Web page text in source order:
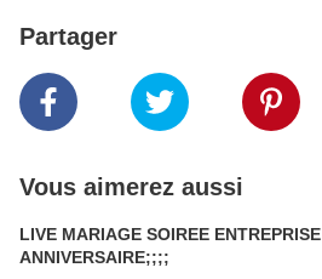
Partager
Vous aimerez aussi
LIVE MARIAGE SOIREE ENTREPRISE
ANNIVERSAIRE;;;;